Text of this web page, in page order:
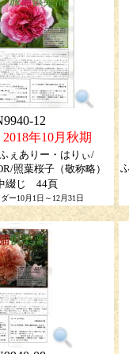
12
年10月秋期
ぇありー・はりぃ/
照葉桜子（敬称略）
綴じ 44頁
ー10月1日～12月31日